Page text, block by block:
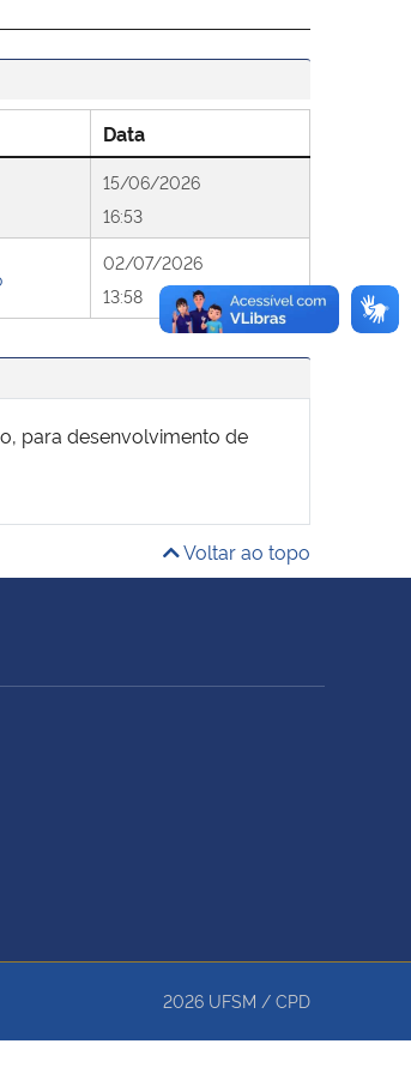
Data
15/06/2026
16:53
02/07/2026
13:58
para desenvolvimento de
Voltar ao topo
2026 UFSM / CPD